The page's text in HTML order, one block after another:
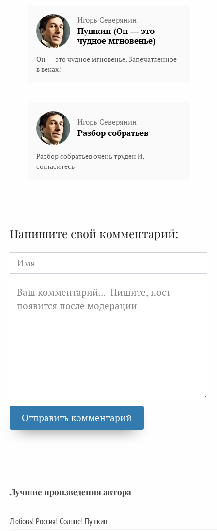
Игорь Северянин
Пушкин (Он — это
чудное мгновенье)
Он — это чудное мгновенье, Запечатленное
в веках!
Игорь Северянин
Разбор собратьев
Разбор собратьев очень труден И,
согласитесь
Напишите свой комментарий:
Имя
Лучшие произведения автора
Любовь! Россия! Солнце! Пушкин!